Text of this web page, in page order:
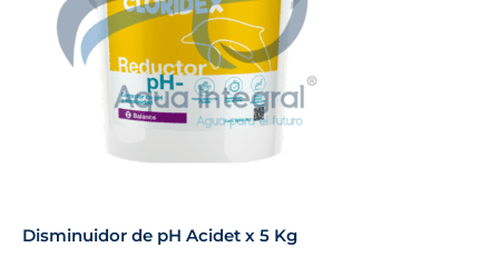
Disminuidor de pH Acidet x 5 Kg